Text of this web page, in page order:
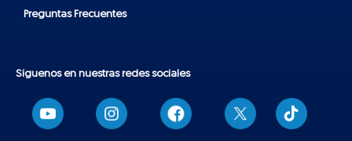
Preguntas Frecuentes
Síguenos en nuestras redes sociales
T
i
k